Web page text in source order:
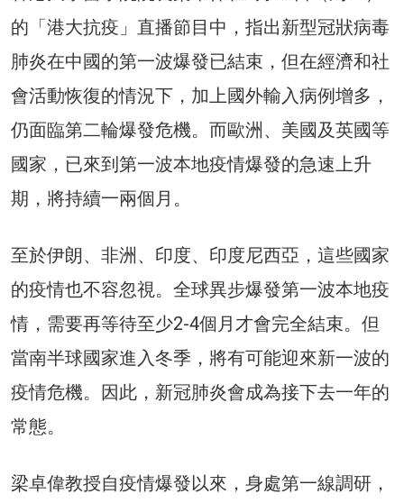
的「港大抗疫」直播節目中，指出新型冠狀病毒
肺炎在中國的第一波爆發已結束，但在經濟和社
會活動恢復的情況下，加上國外輸入病例增多，
仍面臨第二輪爆發危機。而歐洲、美國及英國等
國家，已來到第一波本地疫情爆發的急速上升
期，將持續一兩個月。
至於伊朗、非洲、印度、印度尼西亞，這些國家
的疫情也不容忽視。全球異步爆發第一波本地疫
情，需要再等待至少2-4個月才會完全結束。但
當南半球國家進入冬季，將有可能迎來新一波的
疫情危機。因此，新冠肺炎會成為接下去一年的
常態。
梁卓偉教授自疫情爆發以來，身處第一線調研，